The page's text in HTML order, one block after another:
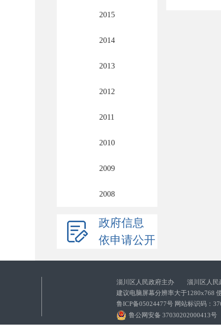
2015
2014
2013
2012
2011
2010
2009
2008
政府信息
依申请公开
淄川区人民政府主办 淄川区人民
建议电脑屏幕分辨率大于1280x768
鲁ICP备05024477号 网站标识码：
鲁公网安备 37030202000413号